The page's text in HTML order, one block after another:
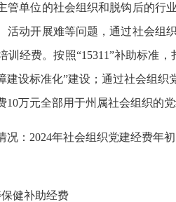
管单位的社会组织和脱钩后的行
活动开展难等问题，通过社会组
训经费。按照“15311”补助标准
建设标准化”建设；通过社会组
10万元全部用于州属社会组织的
况：2024年社会组织党建经费年
健补助经费